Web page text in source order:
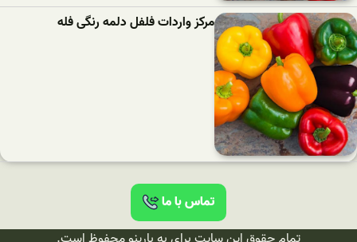
مرکز واردات فلفل دلمه رنگی فله
تماس با ما